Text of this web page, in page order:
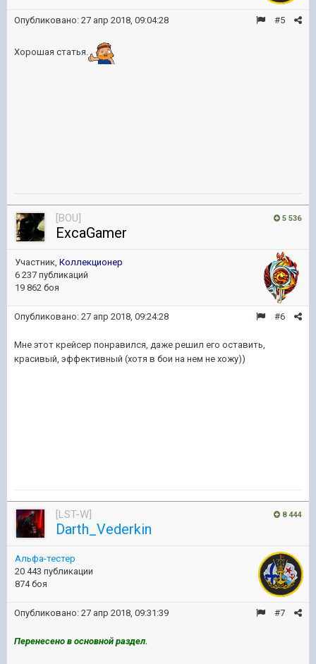
#5
Опубликовано: 27 апр 2018, 09:04:28
Хорошая статья.
5 536
[BOU]
ExcaGamer
Участник, Коллекционер
6 237 публикаций
19 862 боя
#6
Опубликовано: 27 апр 2018, 09:24:28
Мне этот крейсер понравился, даже решил его оставить,
красивый, эффективный (хотя в бои на нем не хожу))
8 444
[LST-W]
Darth_Vederkin
Альфа-тестер
20 443 публикации
874 боя
#7
Опубликовано: 27 апр 2018, 09:31:39
Перенесено в основной раздел.